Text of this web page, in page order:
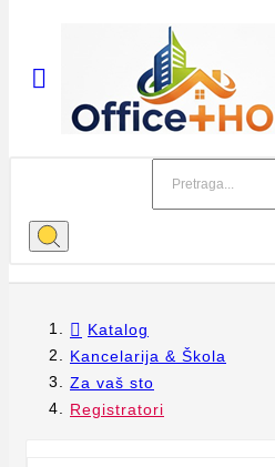

Katalog
Kancelarija & Škola
Za vaš sto
Registratori